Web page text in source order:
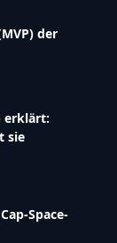
der
erklärt:
sie
Space-